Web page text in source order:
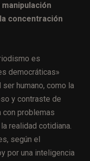
concentración
es
democráticas»
humano, como la
y contraste de
problemas
realidad cotidiana.
según el
por una inteligencia